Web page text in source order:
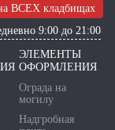
ВСЕХ кладбищах
9:00 до 21:00
ЭЛЕМЕНТЫ
ОФОРМЛЕНИЯ
Ограда на
могилу
Надгробная